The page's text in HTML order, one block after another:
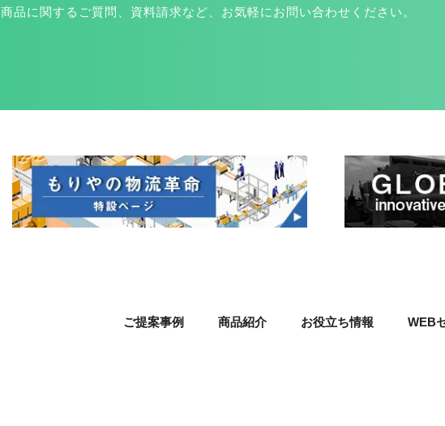
商品に関するご質問、資料請求など、お気軽にお問い合わせください。
ご提案事例 商品紹介 お役立ち情報 WEB